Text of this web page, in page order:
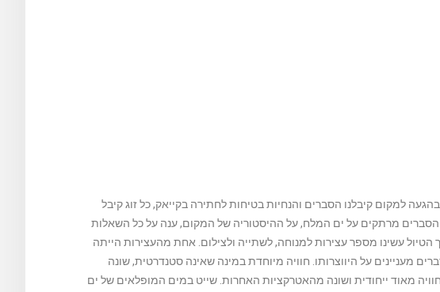
למקום קיבלנו הסברים והנחיות בטיחות לחתירה בקייאק, כל זוג קיבל
הסברים מרתקים על ים המלח, על ההיסטוריה של המקום, ענה על כל השאלות
עשינו מספר עצירות למנוחה, לשתייה ולצילום. אחת מהעצירות הייתה
מעניינים על היווצרותו. חוויה מיוחדת במינה שאינה סטנדרטית, שונה
מאוד ייחודית ושונה מהאטרקציות האחרות. שייט במים המופלאים של ים